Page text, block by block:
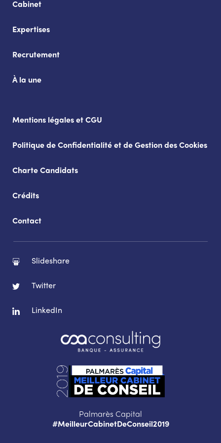
Palmarès Capital
#MeilleurCabinetDeConseil2019
Cabinet
Expertises
Recrutement
À la une
Mentions légales et CGU
Politique de Confidentialité et de Gestion des Cookies
Charte Candidats
Crédits
Contact
Slideshare
Twitter
LinkedIn